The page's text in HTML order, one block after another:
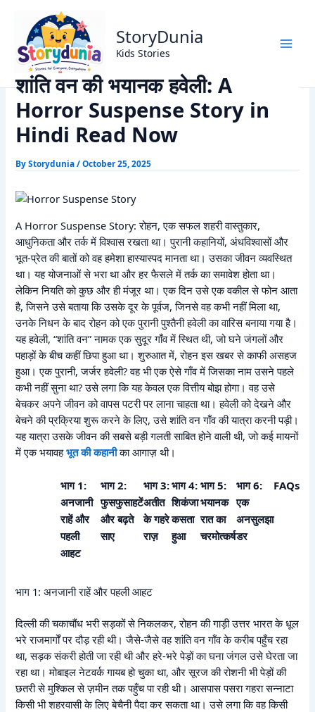
content
StoryDunia
Kids Stories
Home
Horror Story
शांति वन की भयानक हवेली: A Horror Suspense Story in Hindi
Read Now
शांति वन की भयानक हवेली: A
Horror Suspense Story in
Hindi Read Now
ByStorydunia/October 25, 2025
A Horror Suspense Story: रोहन, एक सफल शहरी वास्तुकार,
आधुनिकता और तर्क में विश्वास रखता था। पुरानी कहानियों, अंधविश्वासों और
भूत-प्रेत की बातों को वह हमेशा हास्यास्पद मानता था। उसका जीवन व्यवस्थित
था। यह योजनाओं से भरा था और हर फैसले में तर्क का समावेश होता था।
लेकिन नियति को कुछ और ही मंजूर था। एक दिन उसे एक वकील से फोन आता
है, जिसने उसे बताया कि उसके दूर के पूर्वज, जिनसे वह कभी नहीं मिला था,
उनके निधन के बाद रोहन को एक पुरानी पुश्तैनी हवेली का वारिस बनाया गया है।
यह हवेली, “शांति वन” नामक एक सुदूर गाँव में स्थित थी, जो घने जंगलों और
पहाड़ों के बीच कहीं छिपा हुआ था। शुरुआत में, रोहन इस खबर से काफी असहज
हुआ। एक पुरानी, जर्जर हवेली? वह भी एक ऐसे गाँव में जिसका नाम उसने पहले
कभी नहीं सुना था? उसे लगा कि यह केवल एक वित्तीय बोझ होगा। वह उसे
बेचकर अपने जीवन को वापस पटरी पर लाना चाहता था। हवेली को देखने और
बेचने की प्रक्रिया शुरू करने के लिए, उसे शांति वन गाँव की यात्रा करनी पड़ी।
यह यात्रा उसके जीवन की सबसे बड़ी गलती साबित होने वाली थी, जो कई मायनों
में एक भयावहभूत की कहानीका आगाज़ थी।
भाग 1:
अनजानी
राहें और
पहली
आहट
भाग 2:
फुसफुसाहटें
और बढ़ते
साए
भाग 3:
अतीत
के गहरे
राज़
भाग 4:
शिकंजा
कसता
हुआ
भाग 5:
भयानक
रात का
चरमोत्कर्ष
भाग 6:
एक
अनसुलझा
डर
FAQs
भाग 1: अनजानी राहें और पहली आहट
दिल्ली की चकाचौंध भरी सड़कों से निकलकर, रोहन की गाड़ी उत्तर भारत के धूल
भरे राजमार्गों पर दौड़ रही थी। जैसे-जैसे वह शांति वन गाँव के करीब पहुँच रहा
था, सड़क संकरी होती जा रही थी और हरे-भरे पेड़ों का घना जंगल उसे घेरता जा
रहा था। मोबाइल नेटवर्क गायब हो चुका था, और सूरज की रोशनी भी पेड़ों की
छतरी से मुश्किल से ज़मीन तक पहुँच पा रही थी। आसपास पसरा गहरा सन्नाटा
किसी भी शहरवासी के लिए बेचैनी पैदा कर सकता था। उसे लगा कि वह किसी